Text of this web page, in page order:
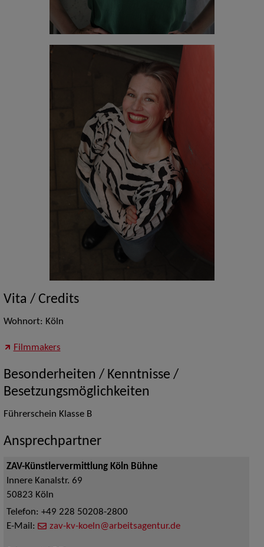
Vita / Credits
Wohnort: Köln
Filmmakers
Besonderheiten / Kenntnisse /
Besetzungsmöglichkeiten
Führerschein Klasse B
Ansprechpartner
ZAV-Künstlervermittlung Köln Bühne
Innere Kanalstr. 69
50823 Köln
Telefon: +49 228 50208-2800
E-Mail:
zav-kv-koeln@arbeitsagentur.de